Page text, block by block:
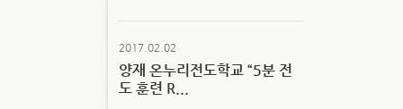
2017.02.02
양재 온누리전도학교 “5분 전
도 훈련 R...